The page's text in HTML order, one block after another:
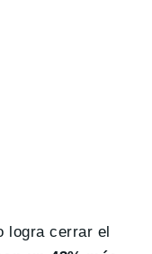
logra cerrar el